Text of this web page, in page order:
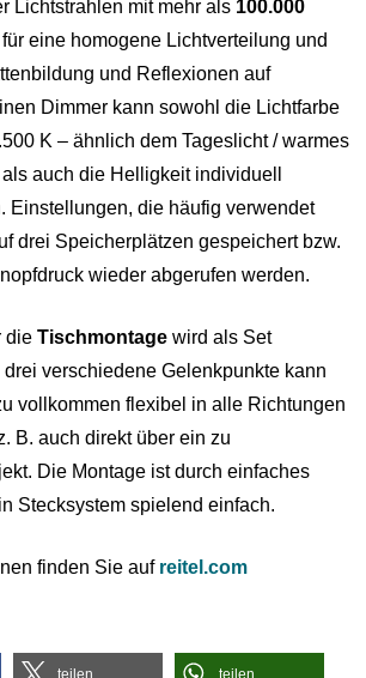
Lichtstrahlen mit mehr als 100.000
eine homogene Lichtverteilung und
und Reflexionen auf
Dimmer kann sowohl die Lichtfarbe
K – ähnlich dem Tageslicht / warmes
auch die Helligkeit individuell
Einstellungen, die häufig verwendet
drei Speicherplätzen gespeichert bzw.
wieder abgerufen werden.
dieTischmontage wird als Set
verschiedene Gelenkpunkte kann
vollkommen flexibel in alle Richtungen
B. auch direkt über ein zu
Die Montage ist durch einfaches
Stecksystem spielend einfach.
finden Sie auf reitel.com
teilen teilen